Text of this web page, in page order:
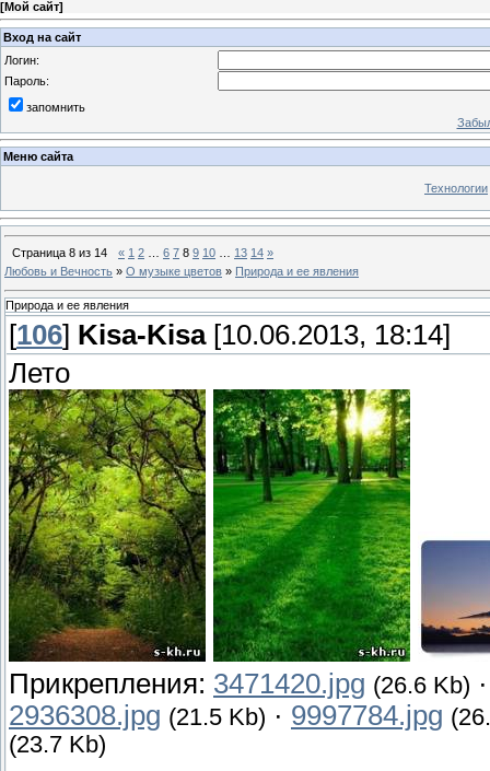
[Мой сайт]
Вход на сайт
Логин:
Пароль:
запомнить
Меню сайта
Технологии
Страница 8 из 14 « 1 2 6 7 8 9 10 13 14 »
Любовь и Вечность » О музыке цветов » Природа и ее явления
Природа и ее явления
[106] Kisa-Kisa[10.06.2013, 18:14]
Лето
Прикрепления: 3471420.jpg (26.6 Kb)
2936308.jpg (21.5 Kb) · 9997784.jpg
(23.7 Kb)